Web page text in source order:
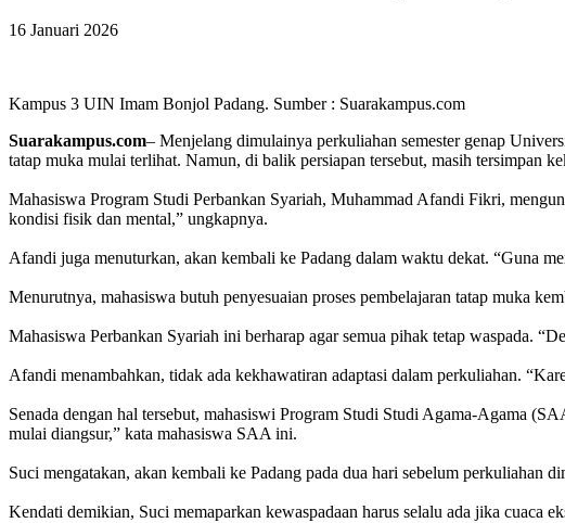
16 Januari 2026
Kampus 3 UIN Imam Bonjol Padang. Sumber : Suarakampus.com
Suarakampus.com– Menjelang dimulainya perkuliahan semester genap
tatap muka mulai terlihat. Namun, di balik persiapan tersebut, masih tersimpan
Mahasiswa Program Studi Perbankan Syariah, Muhammad Afandi Fikri,
kondisi fisik dan mental,” ungkapnya.
Afandi juga menuturkan, akan kembali ke Padang dalam waktu dekat. “Guna
Menurutnya, mahasiswa butuh penyesuaian proses pembelajaran tatap muka
Mahasiswa Perbankan Syariah ini berharap agar semua pihak tetap waspada.
Afandi menambahkan, tidak ada kekhawatiran adaptasi dalam perkuliahan.
Senada dengan hal tersebut, mahasiswi Program Studi Studi Agama-Agama
mulai diangsur,” kata mahasiswa SAA ini.
Suci mengatakan, akan kembali ke Padang pada dua hari sebelum perkuliahan
Kendati demikian, Suci memaparkan kewaspadaan harus selalu ada jika cuaca